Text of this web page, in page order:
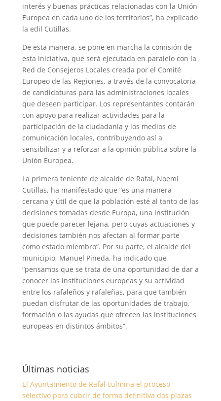
interés y buenas prácticas relacionadas con la Unión
Europea en cada uno de los territorios”, ha explicado
la edil Cutillas.
De esta manera, se pone en marcha la comisión de
esta iniciativa, que será ejecutada en paralelo con la
Red de Consejeros Locales creada por el Comité
Europeo de las Regiones, a través de la convocatoria
de candidaturas para las administraciones locales
que deseen participar. Los representantes contarán
con apoyo para realizar actividades para la
participación de la ciudadanía y los medios de
comunicación locales, contribuyendo así a
sensibilizar y a reforzar a la opinión pública sobre la
Unión Europea.
La primera teniente de alcalde de Rafal, Noemí
Cutillas, ha manifestado que “es una manera
cercana y útil de que la población esté al tanto de las
decisiones tomadas desde Europa, una institución
que puede parecer lejana, pero cuyas actuaciones y
decisiones también nos afectan al formar parte
como estado miembro”. Por su parte, el alcalde del
municipio, Manuel Pineda, ha indicado que
“pensamos que se trata de una oportunidad de dar a
conocer las instituciones europeas y su actividad
entre los rafaleños y rafaleñas, para que también
puedan disfrutar de las oportunidades de trabajo,
formación o las ayudas que ofrecen las instituciones
europeas en distintos ámbitos”.
Últimas noticias
El Ayuntamiento de Rafal culmina el proceso
selectivo para cubrir de forma definitiva dos plazas